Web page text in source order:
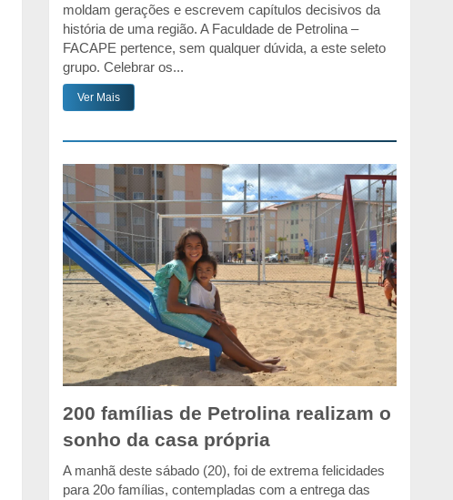
moldam gerações e escrevem capítulos decisivos da
história de uma região. A Faculdade de Petrolina –
FACAPE pertence, sem qualquer dúvida, a este seleto
grupo. Celebrar os...
Ver Mais
200 famílias de Petrolina realizam o
sonho da casa própria
A manhã deste sábado (20), foi de extrema felicidades
para 20o famílias, contempladas com a entrega das